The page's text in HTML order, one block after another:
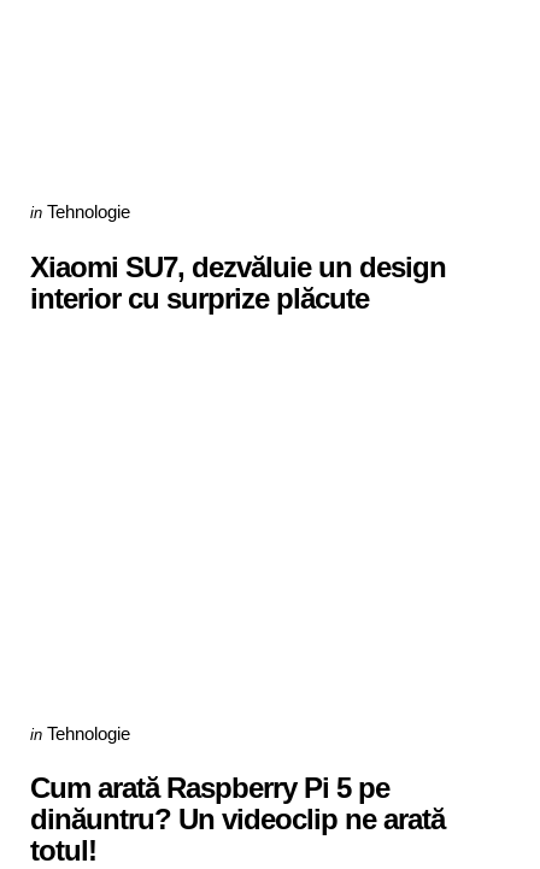
Categories
Posted
in Tehnologie
Xiaomi SU7, dezvăluie un design
interior cu surprize plăcute
Categories
Posted
in Tehnologie
Cum arată Raspberry Pi 5 pe
dinăuntru? Un videoclip ne arată
totul!